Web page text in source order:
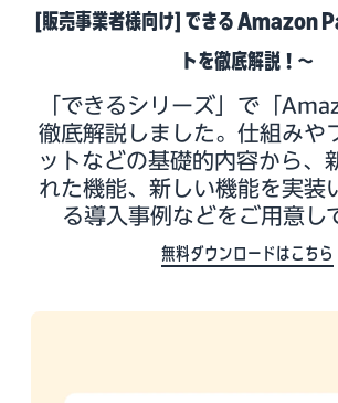
[販売事業者様向け] できる Amazon
トを徹底解説！～
「できるシリーズ」で「
徹底解説しました。仕組みや
ットなどの基礎的内容から、
れた機能、新しい機能を実装
る導入事例などをご用意し
無料ダウンロードはこちら